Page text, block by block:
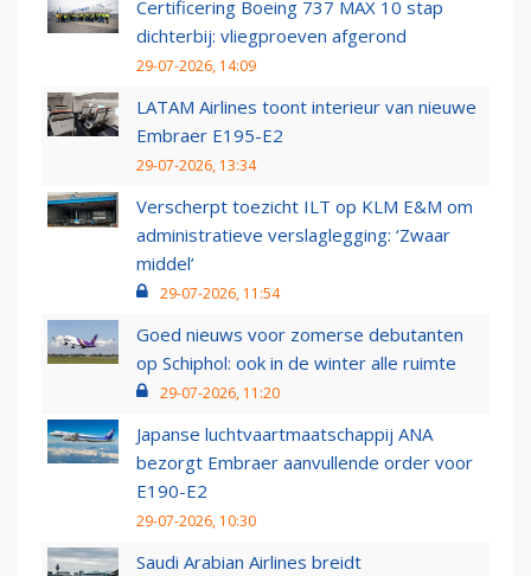
Certificering Boeing 737 MAX 10 stap
dichterbij: vliegproeven afgerond
29-07-2026, 14:09
LATAM Airlines toont interieur van nieuwe
Embraer E195-E2
29-07-2026, 13:34
Verscherpt toezicht ILT op KLM E&M om
administratieve verslaglegging: ‘Zwaar
middel’
29-07-2026, 11:54
Goed nieuws voor zomerse debutanten
op Schiphol: ook in de winter alle ruimte
29-07-2026, 11:20
Japanse luchtvaartmaatschappij ANA
bezorgt Embraer aanvullende order voor
E190-E2
29-07-2026, 10:30
Saudi Arabian Airlines breidt